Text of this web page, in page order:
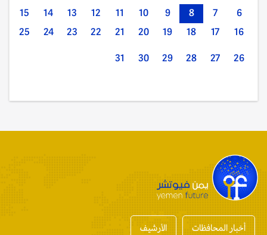
6
7
8
9
10
11
12
13
14
15
16
17
18
19
20
21
22
23
24
25
26
27
28
29
30
31
أخبار المحافظات الأرشيف